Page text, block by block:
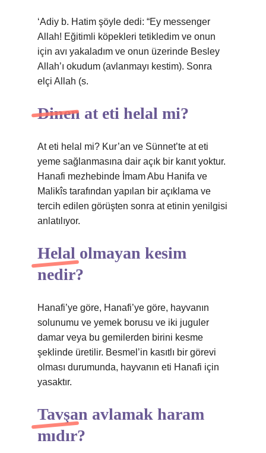
‘Adiy b. Hatim şöyle dedi: “Ey messenger
Allah! Eğitimli köpekleri tetikledim ve onun
için avı yakaladım ve onun üzerinde Besley
Allah’ı okudum (avlanmayı kestim). Sonra
elçi Allah (s.
Dinen at eti helal mi?
At eti helal mi? Kur’an ve Sünnet’te at eti
yeme sağlanmasına dair açık bir kanıt yoktur.
Hanafi mezhebinde İmam Abu Hanifa ve
Malikîs tarafından yapılan bir açıklama ve
tercih edilen görüşten sonra at etinin yenilgisi
anlatılıyor.
Helal olmayan kesim
nedir?
Hanafi’ye göre, Hanafi’ye göre, hayvanın
solunumu ve yemek borusu ve iki juguler
damar veya bu gemilerden birini kesme
şeklinde üretilir. Besmel’in kasıtlı bir görevi
olması durumunda, hayvanın eti Hanafi için
yasaktır.
Tavşan avlamak haram
mıdır?